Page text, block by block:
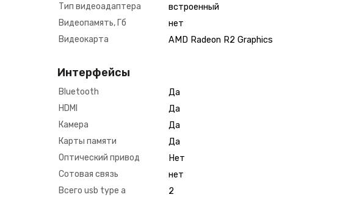
Тип видеоадаптера
встроенный
Видеопамять, Гб
нет
Видеокарта
AMD Radeon R2 Graphics
Интерфейсы
Bluetooth
Да
HDMI
Да
Камера
Да
Карты памяти
Да
Оптический привод
Нет
Сотовая связь
нет
Всего usb type a
2